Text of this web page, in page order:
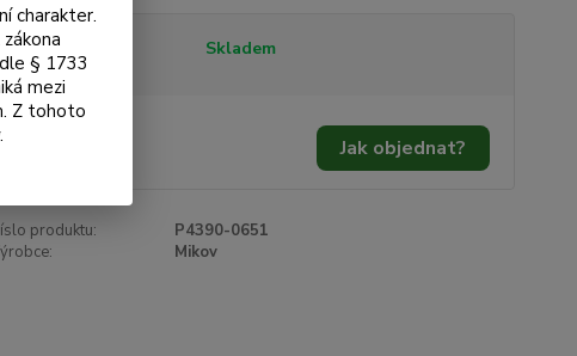
Dostupnost Skladem
Jak objednat?
produktu:
P4390-0651
Mikov
charakter.
§ 1733
mezi
Z tohoto